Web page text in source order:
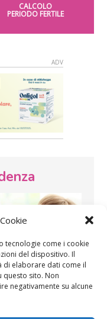
tecnologie come i cookie
del dispositivo. Il
di elaborare dati come il
questo sito. Non
negativamente su alcune
CALCOLO
PERIODO FERTILE
SOS Pediatra